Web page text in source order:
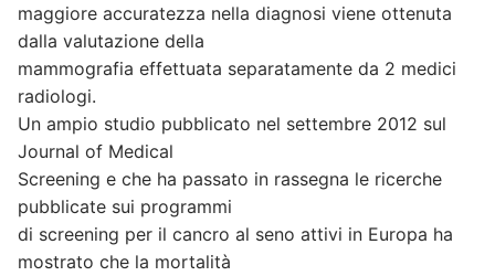
maggiore accuratezza nella diagnosi viene ottenuta
dalla valutazione della
mammografia effettuata separatamente da 2 medici
radiologi.
Un ampio studio pubblicato nel settembre 2012 sul
Journal of Medical
Screening e che ha passato in rassegna le ricerche
pubblicate sui programmi
di screening per il cancro al seno attivi in Europa ha
mostrato che la mortalità